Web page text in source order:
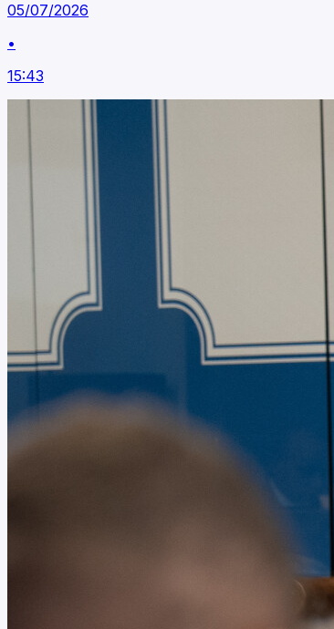
05/07/2026
•
15:43